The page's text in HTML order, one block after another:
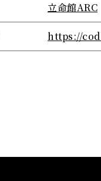
立命館ARC
https://